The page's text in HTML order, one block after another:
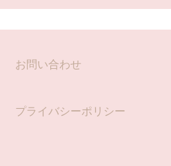
お問い合わせ
プライバシーポリシー